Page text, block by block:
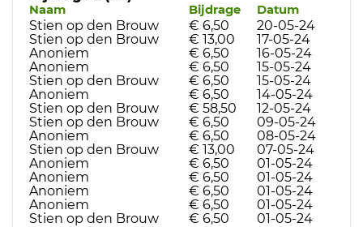
Naam Bijdrage Datum
Stien op den Brouw € 6,50
20-05-24
Stien op den Brouw
€ 13,00
17-05-24
Anoniem
€ 6,50
16-05-24
Anoniem
€ 6,50
15-05-24
Stien op den Brouw
€ 6,50
15-05-24
Anoniem
€ 6,50
14-05-24
Stien op den Brouw
€ 58,50
12-05-24
Stien op den Brouw
€ 6,50
09-05-24
Anoniem
€ 6,50
08-05-24
Stien op den Brouw
€ 13,00
07-05-24
Anoniem
€ 6,50
01-05-24
Anoniem
€ 6,50
01-05-24
Anoniem
€ 6,50
01-05-24
Anoniem
€ 6,50
01-05-24
Stien op den Brouw
€ 6,50 01-05-24